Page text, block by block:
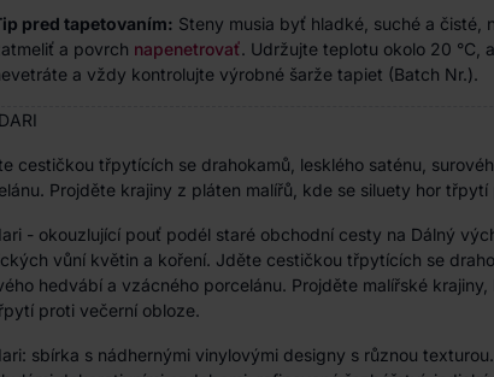
pred tapetovaním: Steny musia byť hladké, suché a čisté,
a povrch napenetrovať. Udržujte teplotu okolo 20 °C,
a vždy kontrolujte výrobné šarže tapiet (Batch Nr.).
cestičkou třpytících se drahokamů, lesklého saténu,
Projděte krajiny z pláten malířů, kde se siluety hor
- okouzlující pouť podél staré obchodní cesty na Dálný
vůní květin a koření. Jděte cestičkou třpytících se
hedvábí a vzácného porcelánu. Projděte malířské
proti večerní obloze.
sbírka s nádhernými vinylovými designy s různou